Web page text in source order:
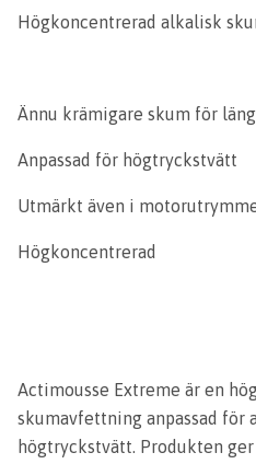
Högkoncentrerad alkalisk
Ännu krämigare skum för
Anpassad för högtryckstvätt
Utmärkt även i
Högkoncentrerad
Actimousse Extreme är en
skumavfettning anpassad för
högtryckstvätt. Produkten